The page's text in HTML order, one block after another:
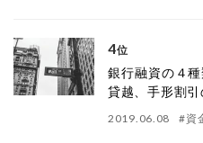
4位
銀行融資の４
貸越、手形割引
2019.06.08 #資